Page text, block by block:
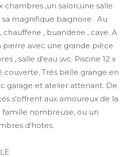
chambres ,un salon,une salle
magnifique baignoire . Au
chaufferie , buanderie , cave. A
pierre avec une grande pièce
, salle d'eau ,wc. Piscine 12 x
couverte. Trés belle grange en
garage et atelier attenant. De
s'offrent aux amoureux de la
nombreuse, ou un
d'hotes.